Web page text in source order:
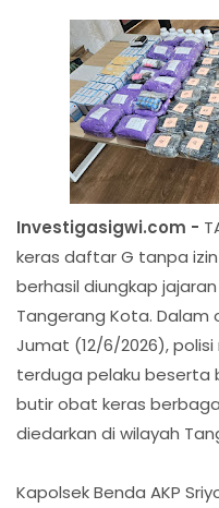
Investigasigwi.com -
keras daftar G tanpa
berhasil diungkap
Tangerang Kota. Dalam
Jumat (12/6/2026),
terduga pelaku beserta
butir obat keras
diedarkan di wilayah
Kapolsek Benda AKP